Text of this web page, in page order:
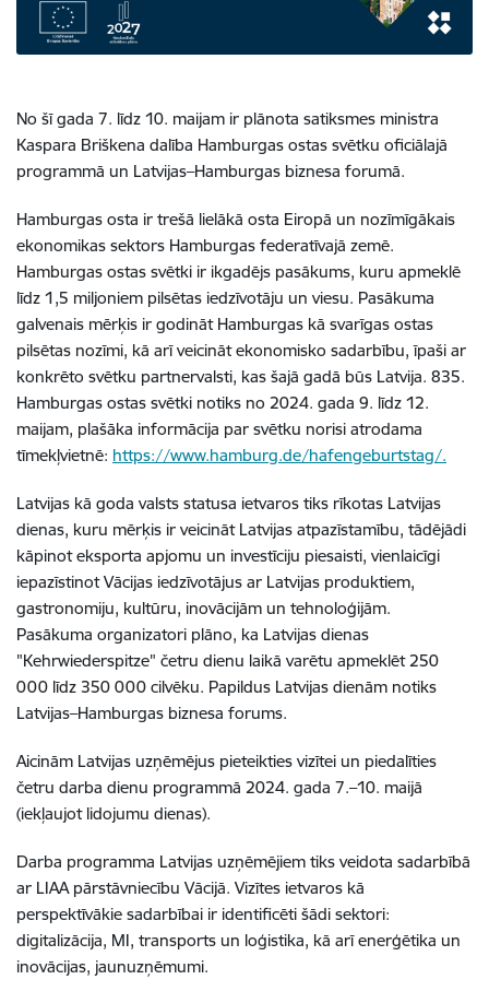
No šī gada 7. līdz 10. maijam ir plānota satiksmes ministra
Kaspara Briškena dalība Hamburgas ostas svētku oficiālajā
programmā un Latvijas–Hamburgas biznesa forumā.
Hamburgas osta ir trešā lielākā osta Eiropā un nozīmīgākais
ekonomikas sektors Hamburgas federatīvajā zemē.
Hamburgas ostas svētki ir ikgadējs pasākums, kuru apmeklē
līdz 1,5 miljoniem pilsētas iedzīvotāju un viesu. Pasākuma
galvenais mērķis ir godināt Hamburgas kā svarīgas ostas
pilsētas nozīmi, kā arī veicināt ekonomisko sadarbību, īpaši ar
konkrēto svētku partnervalsti, kas šajā gadā būs Latvija. 835.
Hamburgas ostas svētki notiks no 2024. gada 9. līdz 12.
maijam, plašāka informācija par svētku norisi atrodama
tīmekļvietnē: https://www.hamburg.de/hafengeburtstag/.
Latvijas kā goda valsts statusa ietvaros tiks rīkotas Latvijas
dienas, kuru mērķis ir veicināt Latvijas atpazīstamību, tādējādi
kāpinot eksporta apjomu un investīciju piesaisti, vienlaicīgi
iepazīstinot Vācijas iedzīvotājus ar Latvijas produktiem,
gastronomiju, kultūru, inovācijām un tehnoloģijām.
Pasākuma organizatori plāno, ka Latvijas dienas
"Kehrwiederspitze" četru dienu laikā varētu apmeklēt 250
000 līdz 350 000 cilvēku. Papildus Latvijas dienām notiks
Latvijas–Hamburgas biznesa forums.
Aicinām Latvijas uzņēmējus pieteikties vizītei un piedalīties
četru darba dienu programmā 2024. gada 7.–10. maijā
(iekļaujot lidojumu dienas).
Darba programma Latvijas uzņēmējiem tiks veidota sadarbībā
ar LIAA pārstāvniecību Vācijā. Vizītes ietvaros kā
perspektīvākie sadarbībai ir identificēti šādi sektori:
digitalizācija, MI, transports un loģistika, kā arī enerģētika un
inovācijas, jaunuzņēmumi.